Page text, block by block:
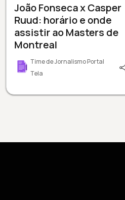
João Fonseca x Casper
Ruud: horário e onde
assistir ao Masters de
Montreal
Time de Jornalismo Portal
Tela